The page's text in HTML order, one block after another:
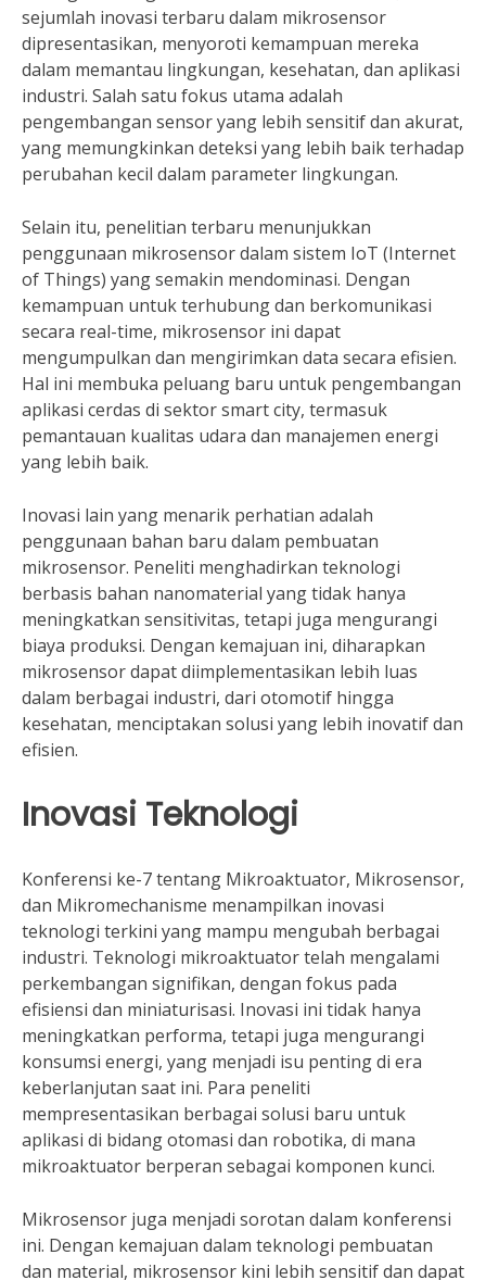
sejumlah inovasi terbaru dalam mikrosensor
dipresentasikan, menyoroti kemampuan mereka
dalam memantau lingkungan, kesehatan, dan aplikasi
industri. Salah satu fokus utama adalah
pengembangan sensor yang lebih sensitif dan akurat,
yang memungkinkan deteksi yang lebih baik terhadap
perubahan kecil dalam parameter lingkungan.
Selain itu, penelitian terbaru menunjukkan
penggunaan mikrosensor dalam sistem IoT (Internet
of Things) yang semakin mendominasi. Dengan
kemampuan untuk terhubung dan berkomunikasi
secara real-time, mikrosensor ini dapat
mengumpulkan dan mengirimkan data secara efisien.
Hal ini membuka peluang baru untuk pengembangan
aplikasi cerdas di sektor smart city, termasuk
pemantauan kualitas udara dan manajemen energi
yang lebih baik.
Inovasi lain yang menarik perhatian adalah
penggunaan bahan baru dalam pembuatan
mikrosensor. Peneliti menghadirkan teknologi
berbasis bahan nanomaterial yang tidak hanya
meningkatkan sensitivitas, tetapi juga mengurangi
biaya produksi. Dengan kemajuan ini, diharapkan
mikrosensor dapat diimplementasikan lebih luas
dalam berbagai industri, dari otomotif hingga
kesehatan, menciptakan solusi yang lebih inovatif dan
efisien.
Inovasi Teknologi
Konferensi ke-7 tentang Mikroaktuator, Mikrosensor,
dan Mikromechanisme menampilkan inovasi
teknologi terkini yang mampu mengubah berbagai
industri. Teknologi mikroaktuator telah mengalami
perkembangan signifikan, dengan fokus pada
efisiensi dan miniaturisasi. Inovasi ini tidak hanya
meningkatkan performa, tetapi juga mengurangi
konsumsi energi, yang menjadi isu penting di era
keberlanjutan saat ini. Para peneliti
mempresentasikan berbagai solusi baru untuk
aplikasi di bidang otomasi dan robotika, di mana
mikroaktuator berperan sebagai komponen kunci.
Mikrosensor juga menjadi sorotan dalam konferensi
ini. Dengan kemajuan dalam teknologi pembuatan
dan material, mikrosensor kini lebih sensitif dan dapat